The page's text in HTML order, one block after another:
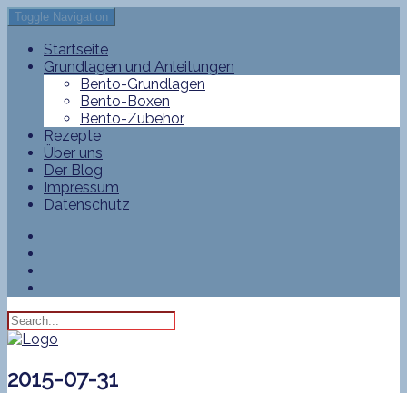
Toggle Navigation
Startseite
Grundlagen und Anleitungen
Bento-Grundlagen
Bento-Boxen
Bento-Zubehör
Rezepte
Über uns
Der Blog
Impressum
Datenschutz
2015-07-31